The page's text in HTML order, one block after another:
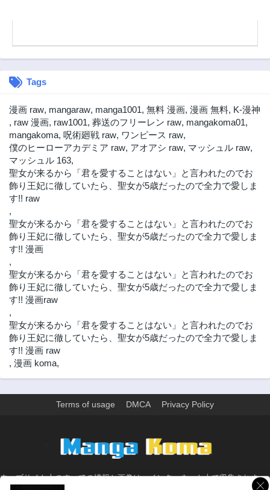
Tags
漫画 raw, mangaraw, manga1001, 無料 漫画, 漫画 無料, K-漫神
, raw 漫画, raw1001, 葬送のフリーレン raw, mangakoma01,
mangakoma, 呪術廻戦 raw, ワンピース raw,
僕のヒーローアカデミア raw, アオアシ raw, マッシュル raw,
マッシュル 163,
聖女が来るから「君を愛することはない」と言われたのでお
飾り王妃に徹していたら、聖女が5歳だったので全力で愛しま
す!! raw
,
聖女が来るから「君を愛することはない」と言われたのでお
飾り王妃に徹していたら、聖女が5歳だったので全力で愛しま
す!! 漫画
,
聖女が来るから「君を愛することはない」と言われたのでお
飾り王妃に徹していたら、聖女が5歳だったので全力で愛しま
す!! 漫画raw
,
聖女が来るから「君を愛することはない」と言われたのでお
飾り王妃に徹していたら、聖女が5歳だったので全力で愛しま
す!! 漫画 raw
, 漫画 koma,
Terms of usage DMCA Privacy Policy
ウェブサイト上のすべての情報と画像は、インターネット上で収集されま